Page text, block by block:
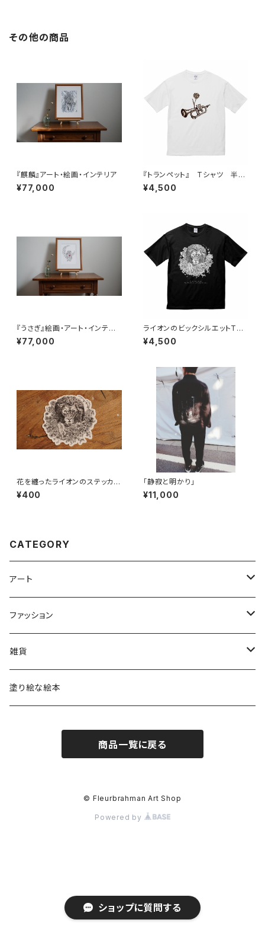
ショップに質問する
その他の商品
『麒麟』アート・絵画・インテリア
¥77,000
『トランペット』 Tシャツ 半
袖 一輪挿し ビックシルエット
ビックシルエット
¥4,500
『うさぎ』絵画・アート・インテリ
ア
¥77,000
ライオンのビックシルエットTシ
ャツ ブラック
¥4,500
花を纏ったライオンのステッカー
（8×7.8cm）
¥400
「静寂と明かり」
¥11,000
CATEGORY
アート
ポストカード
絵画
Tシャツ
ファッション
アウター
トレーナー
タトゥーシール
雑貨
カップ
塗り絵な絵本
商品一覧に戻る
© Fleurbrahman Art Shop
Powered by